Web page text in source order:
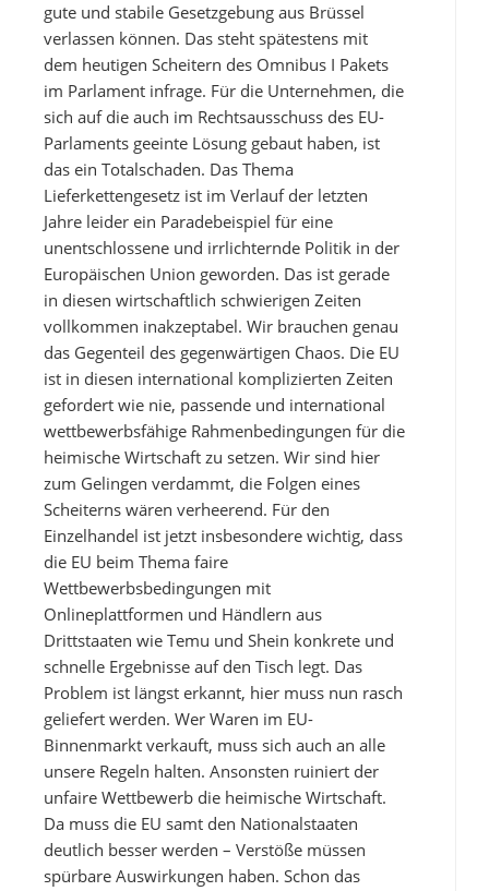
gute und stabile Gesetzgebung aus Brüssel
verlassen können. Das steht spätestens mit
dem heutigen Scheitern des Omnibus I Pakets
im Parlament infrage. Für die Unternehmen, die
sich auf die auch im Rechtsausschuss des EU-
Parlaments geeinte Lösung gebaut haben, ist
das ein Totalschaden. Das Thema
Lieferkettengesetz ist im Verlauf der letzten
Jahre leider ein Paradebeispiel für eine
unentschlossene und irrlichternde Politik in der
Europäischen Union geworden. Das ist gerade
in diesen wirtschaftlich schwierigen Zeiten
vollkommen inakzeptabel. Wir brauchen genau
das Gegenteil des gegenwärtigen Chaos. Die EU
ist in diesen international komplizierten Zeiten
gefordert wie nie, passende und international
wettbewerbsfähige Rahmenbedingungen für die
heimische Wirtschaft zu setzen. Wir sind hier
zum Gelingen verdammt, die Folgen eines
Scheiterns wären verheerend. Für den
Einzelhandel ist jetzt insbesondere wichtig, dass
die EU beim Thema faire
Wettbewerbsbedingungen mit
Onlineplattformen und Händlern aus
Drittstaaten wie Temu und Shein konkrete und
schnelle Ergebnisse auf den Tisch legt. Das
Problem ist längst erkannt, hier muss nun rasch
geliefert werden. Wer Waren im EU-
Binnenmarkt verkauft, muss sich auch an alle
unsere Regeln halten. Ansonsten ruiniert der
unfaire Wettbewerb die heimische Wirtschaft.
Da muss die EU samt den Nationalstaaten
deutlich besser werden – Verstöße müssen
spürbare Auswirkungen haben. Schon das